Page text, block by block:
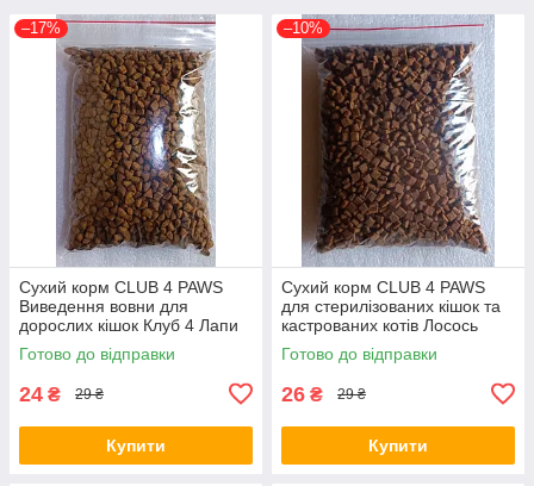
–17%
Сухий корм CLUB 4 PAWS
Виведення вовни для
дорослих кішок Клуб 4 Лапи
на вагу, 100 г
Готово до відправки
24 ₴ 29 ₴
Купити
–10%
Сухий корм CLUB 4 PAWS
для стерилізованих кішок та
кастрованих котів Лосось
Клуб 4 Лапи на вагу, 100 г
Готово до відправки
26 ₴ 29 ₴
Купити